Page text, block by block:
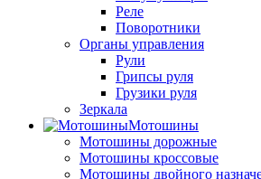
Реле
Поворотники
Органы управления
Рули
Грипсы руля
Грузики руля
Зеркала
Мотошины
Мотошины дорожные
Мотошины кроссовые
Мотошины двойного